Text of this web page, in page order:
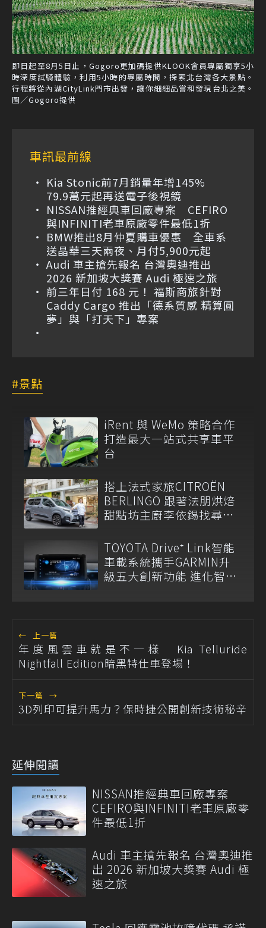
即日起至8月5日止，Gogoro更加碼提供KLOOK會員專屬獨享5小
時深度試騎體驗，利用5小時的專屬時間，探索北台灣各大景點。
行程將從內湖CityLink門市出發，讓你細細品嘗和發現台北之美。
圖／Gogoro提供
車訊最前線
Kia Stonic前7月銷量年增145%
79.9萬元起再送電子後視鏡
NISSAN推經典車回廠專案 CEFIRO
與INFINITI老車原廠零件最低1折
BMW推出8月仲夏購車優惠 全車系
送晶華三天兩夜、月付5,900元起
Audi 車主搶先報名 台灣奧迪推出
2026 新加坡大獎賽 Audi 極速之旅
前三年日付 168 元！ 福斯商旅針對
Caddy Cargo 推出「德系質感 精算圓
夢」與「打天下」專案
景點
iRent 與 WeMo 策略合作
打造最大一站式共享車平
台
搭上法式家旅CITROËN
BERLINGO 跟著法朋烘焙
甜點坊主廚李依錫找尋生
TOYOTA Drive⁺ Link智能
車載系統攜手GARMIN升
級五大創新功能 進化智慧
← 上一篇
年度風雲車就是不一樣 Kia Telluride
Nightfall Edition暗黑特仕車登場！
下一篇 →
3D列印可提升馬力？保時捷公開創新技術秘辛
延伸閱讀
NISSAN推經典車回廠專案
CEFIRO與INFINITI老車原廠零
件最低1折
Audi 車主搶先報名 台灣奧迪推
出 2026 新加坡大獎賽 Audi 極
速之旅